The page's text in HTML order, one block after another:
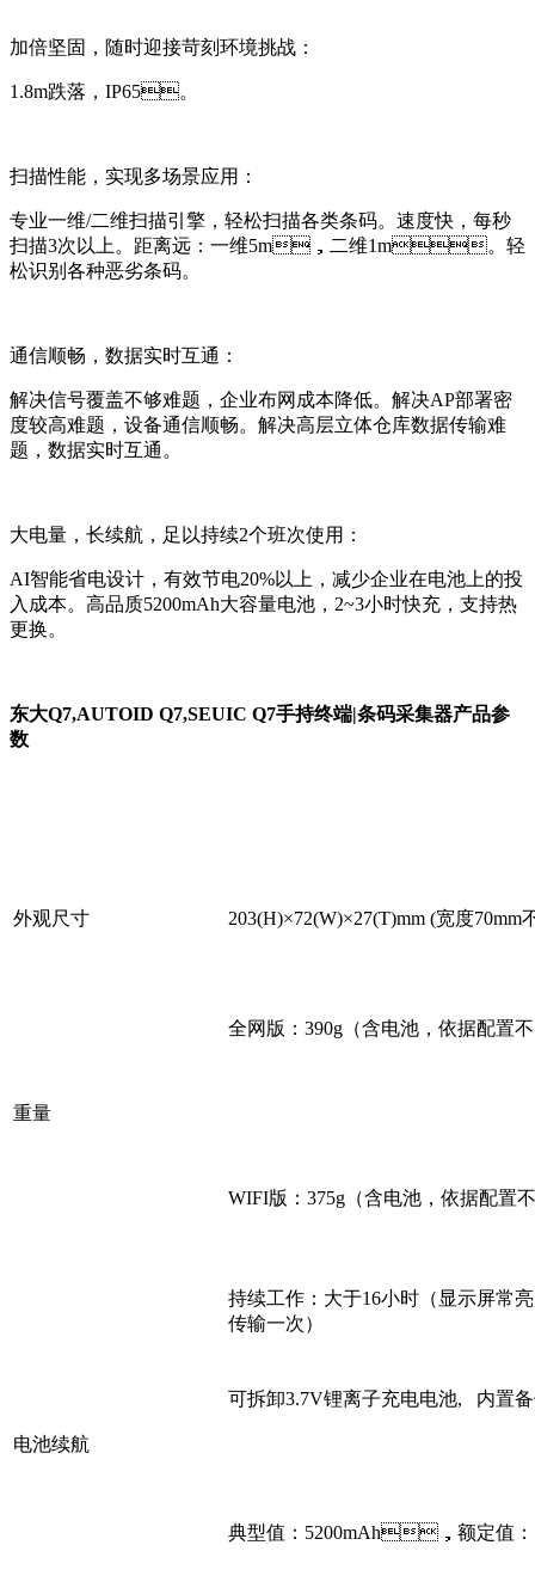
加倍坚固，随时迎接苛刻环境挑战：
1.8m跌落，IP65。
扫描性能，实现多场景应用：
专业一维/二维扫描引擎，轻松扫描各类条码。速度快，每秒
扫描3次以上。距离远：一维5m，二维1m。轻
松识别各种恶劣条码。
通信顺畅，数据实时互通：
解决信号覆盖不够难题，企业布网成本降低。解决AP部署密
度较高难题，设备通信顺畅。解决高层立体仓库数据传输难
题，数据实时互通。
大电量，长续航，足以持续2个班次使用：
AI智能省电设计，有效节电20%以上，减少企业在电池上的投
入成本。高品质5200mAh大容量电池，2~3小时快充，支持热
更换。
东大Q7,AUTOID Q7,SEUIC Q7手持终端|条码采集器产品参
数
外观尺寸 203(H)×72(W)×27(T)mm (宽度70mm
重量
全网版：390g（含电池，依据配置
WIFI版：375g（含电池，依据配置
电池续航
持续工作：大于16小时（显示屏
传输一次）
可拆卸3.7V锂离子充电电池, 内置
典型值：5200mAh，额定值